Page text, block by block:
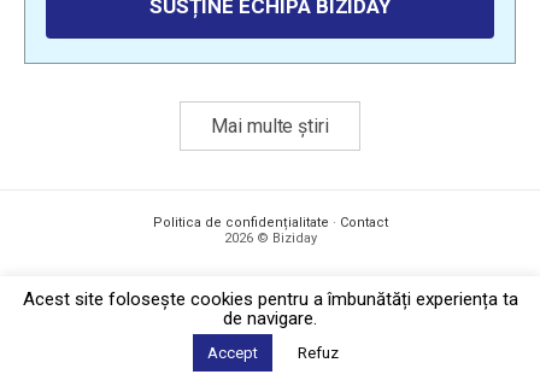
SUSȚINE ECHIPA BIZIDAY
Mai multe știri
Politica de confidențialitate · Contact
2026 © Biziday
Acest site foloseşte cookies pentru a îmbunătăți experiența ta
de navigare.
Accept Refuz